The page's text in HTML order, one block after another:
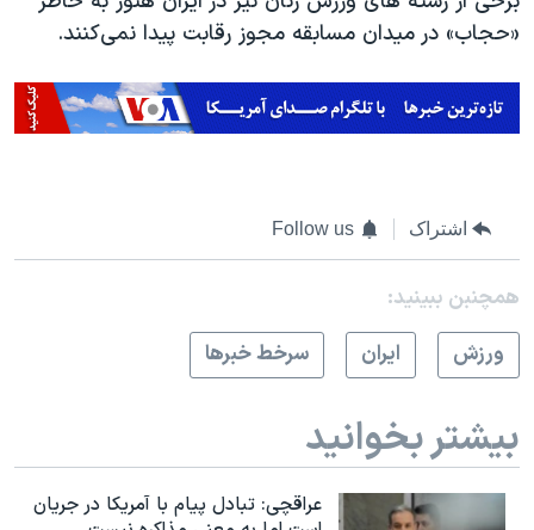
«حجاب» در میدان مسابقه مجوز رقابت پیدا نمی‌کنند.
اشتراک Follow us
همچنبن ببینید:
ورزش
ايران سرخط خبرها
بیشتر بخوانید
عراقچی: تبادل پیام با آمریکا در جریان